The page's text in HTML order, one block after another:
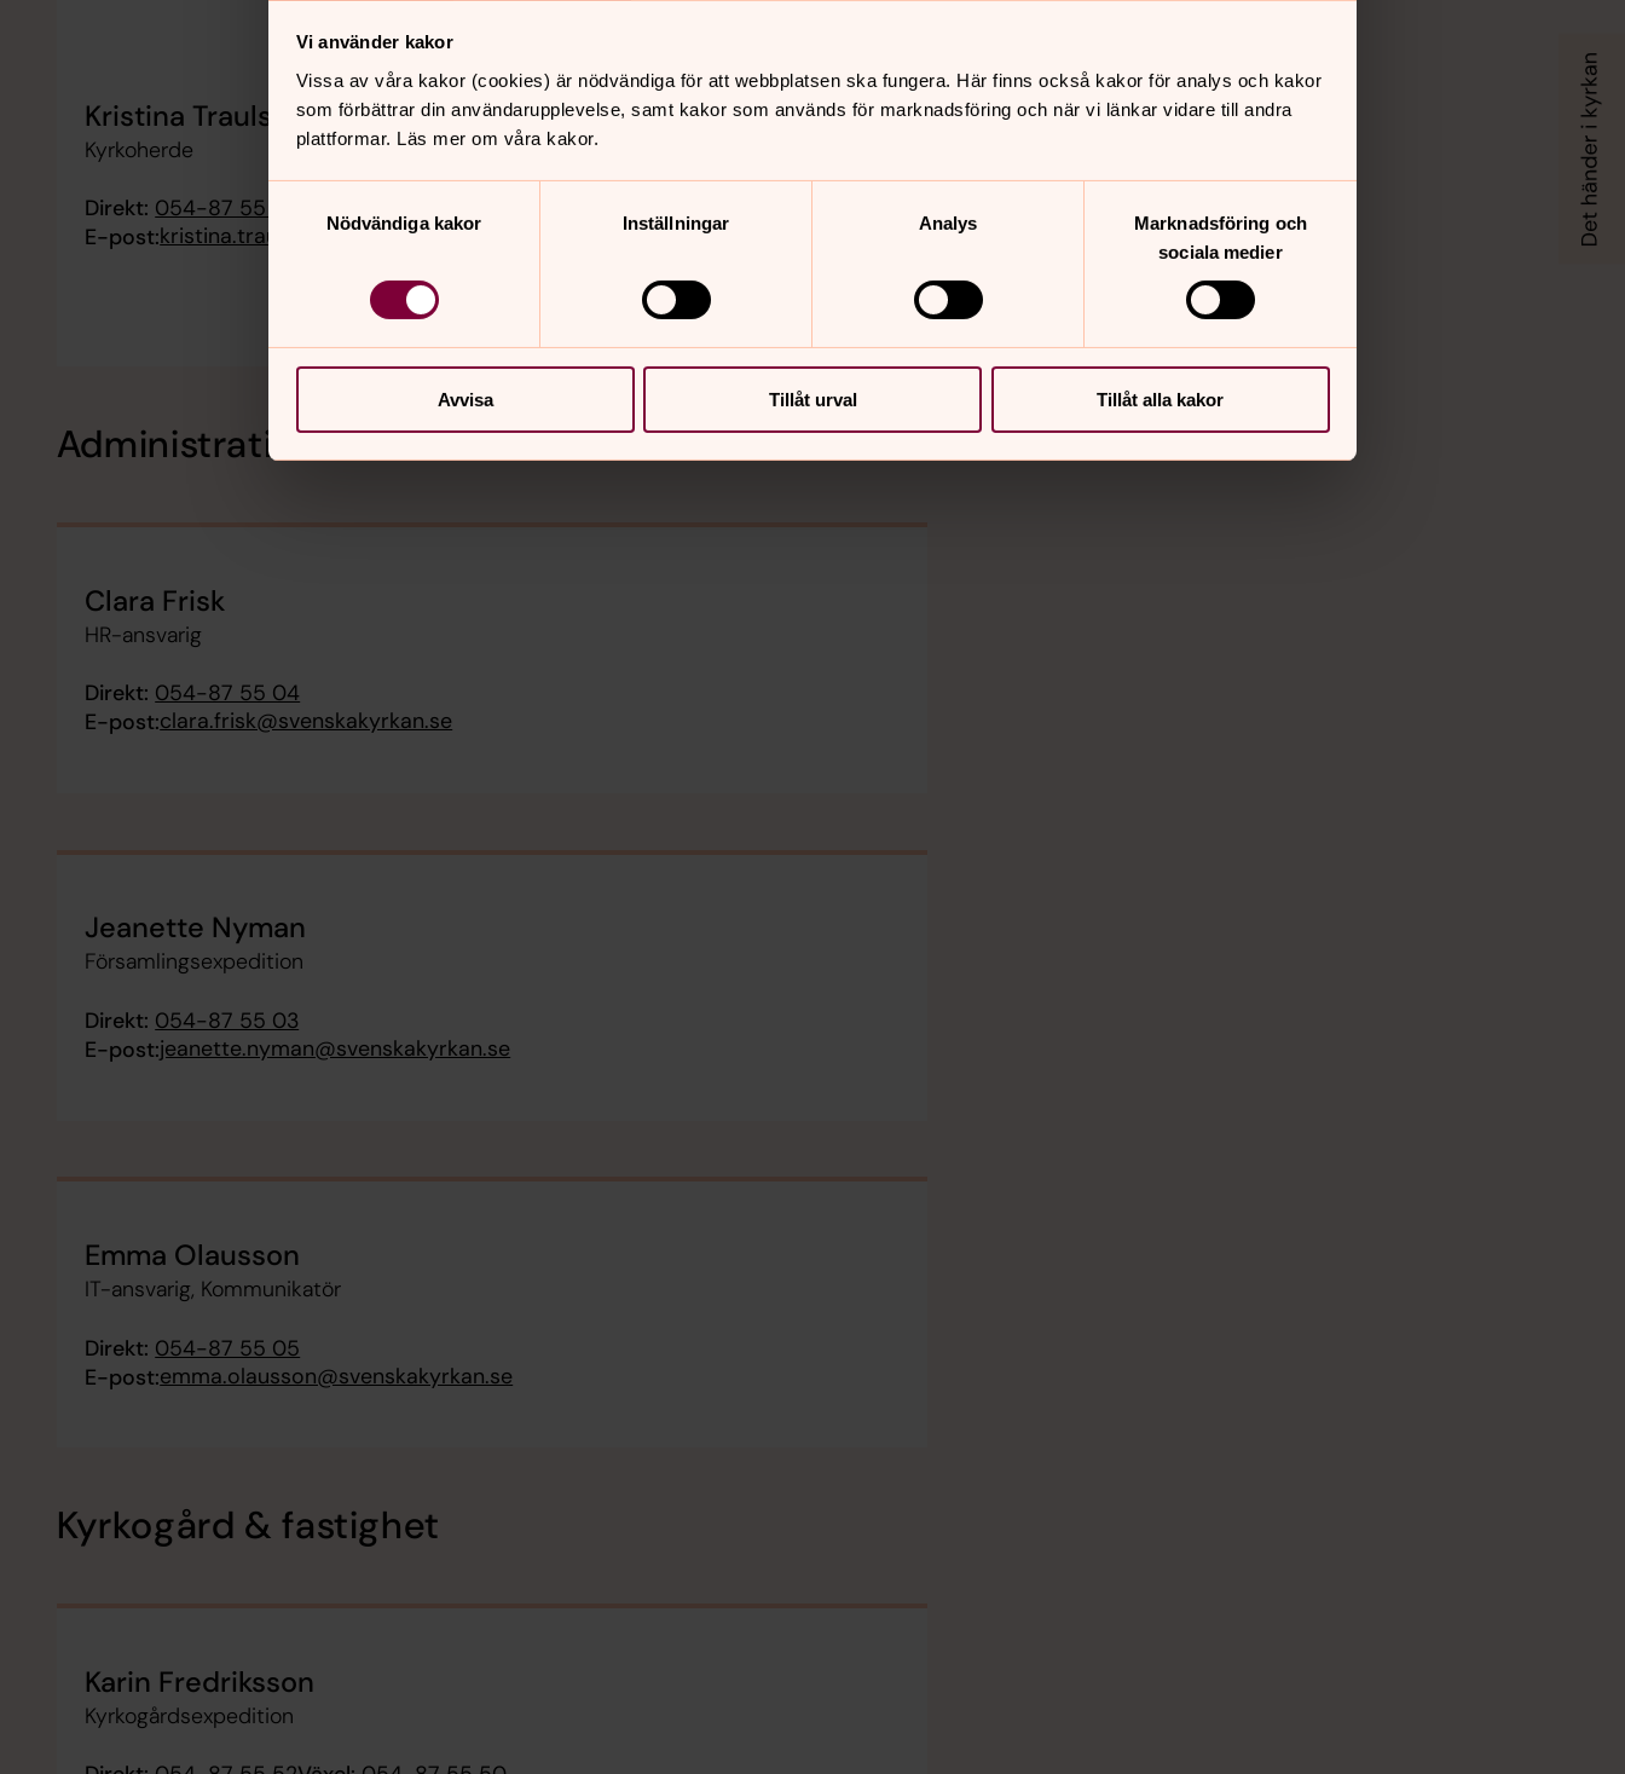
Vi använder kakor
Vissa av våra kakor (cookies) är nödvändiga för att webbplatsen ska fungera. Här finns också kakor för analys och kakor
som förbättrar din användarupplevelse, samt kakor som används för marknadsföring och när vi länkar vidare till andra
plattformar. Läs mer om våra kakor.
Nödvändiga kakor
Inställningar Analys
Marknadsföring och
sociala medier
Avvisa Tillåt urval Tillåt alla kakor
Kristina Traulsen
Kyrkoherde
Direkt: 054-87 55 11
E-post:kristina.traulsen@svenskakyrkan.se
Administration
Clara Frisk
HR-ansvarig
Direkt: 054-87 55 04
E-post:clara.frisk@svenskakyrkan.se
Jeanette Nyman
Församlingsexpedition
Direkt: 054-87 55 03
E-post:jeanette.nyman@svenskakyrkan.se
Emma Olausson
IT-ansvarig, Kommunikatör
Direkt: 054-87 55 05
E-post:emma.olausson@svenskakyrkan.se
Kyrkogård & fastighet
Karin Fredriksson
Kyrkogårdsexpedition